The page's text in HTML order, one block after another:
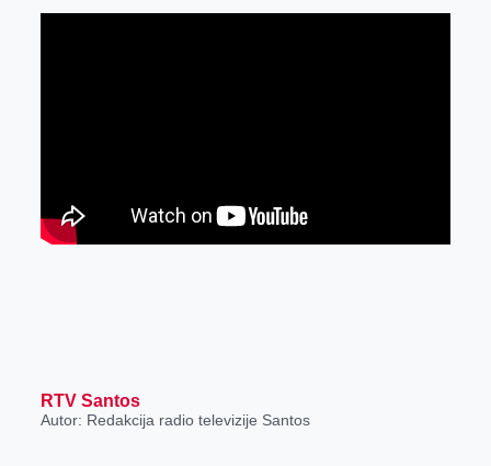
RTV Santos
Autor: Redakcija radio televizije Santos